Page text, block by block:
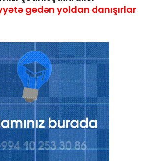
gedən yoldan danışırlar